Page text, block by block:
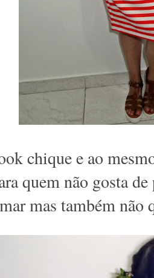
chique e ao
quem não gosta
mas também não